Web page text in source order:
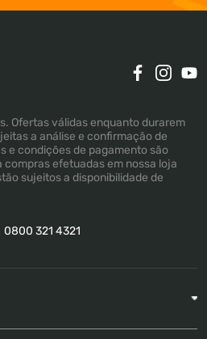
Ofertas válidas enquanto durarem
a análise e confirmação de
e condições de pagamento são
efetuadas em nossa loja
sujeitos a disponibilidade de
0800 321 4321